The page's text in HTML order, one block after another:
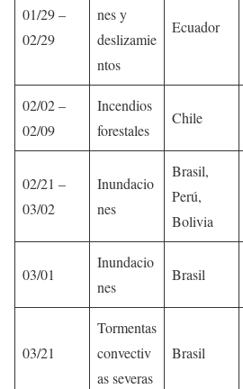
01/29 –
02/29
nes y
deslizamie
ntos
Ecuador
02/02 –
02/09
Incendios
forestales
Chile
02/21 –
03/02
Inundacio
nes
Brasil,
Perú,
Bolivia
03/01
Inundacio
nes
Brasil
03/21
Tormentas
convectiv
as severas
Brasil